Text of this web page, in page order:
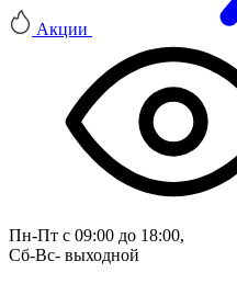
Акции
Пн-Пт с 09:00 до 18:00,
Сб-Вс- выходной